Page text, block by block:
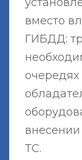
вместо
ГИБДД:
ТС.